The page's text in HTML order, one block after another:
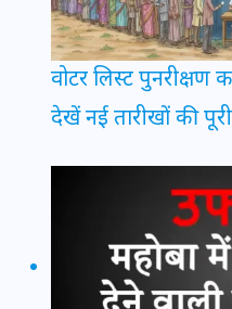
वोटर लिस्ट पुनरीक्षण
देखें नई तारीखों की